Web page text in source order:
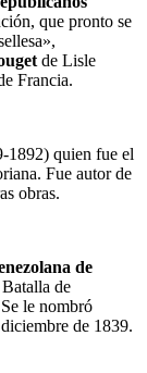
que pronto se
de Lisle
Francia.
1892) quien fue el
Fue autor de
obras.
de
de
le nombró
de 1839.